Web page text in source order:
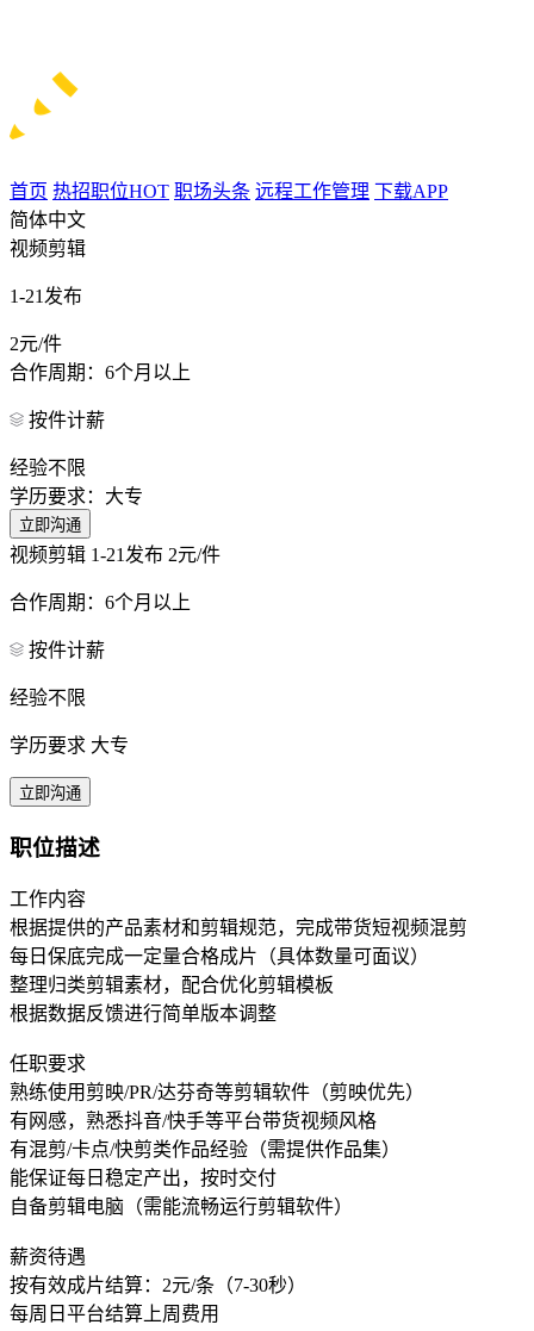
首页 热招职位HOT 职场头条 远程工作管理 下载APP
简体中文
视频剪辑
1-21发布
2元/件
合作周期：6个月以上
按件计薪
经验不限
学历要求：大专
立即沟通
视频剪辑 1-21发布 2元/件
合作周期：6个月以上
按件计薪
经验不限
学历要求 大专
立即沟通
职位描述
工作内容
根据提供的产品素材和剪辑规范，完成带货短视频混剪
每日保底完成一定量合格成片（具体数量可面议）
整理归类剪辑素材，配合优化剪辑模板
根据数据反馈进行简单版本调整
任职要求
熟练使用剪映/PR/达芬奇等剪辑软件（剪映优先）
有网感，熟悉抖音/快手等平台带货视频风格
有混剪/卡点/快剪类作品经验（需提供作品集）
能保证每日稳定产出，按时交付
自备剪辑电脑（需能流畅运行剪辑软件）
薪资待遇
按有效成片结算：2元/条（7-30秒）
每周日平台结算上周费用